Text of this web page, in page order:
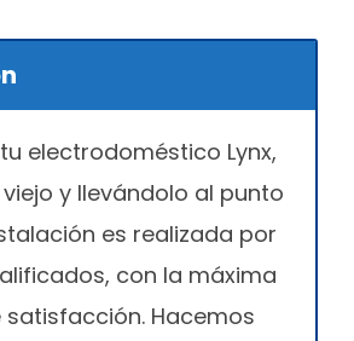
electrodoméstico Lynx,
y llevándolo al punto
es realizada por
con la máxima
Hacemos